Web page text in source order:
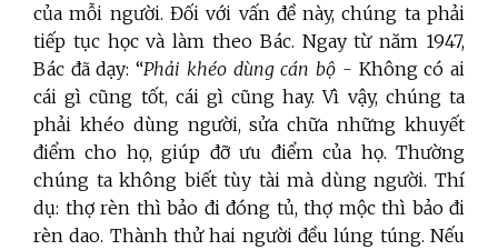
của mỗi người. Đối với vấn đề này, chúng ta phải
tiếp tục học và làm theo Bác. Ngay từ năm 1947,
Bác đã dạy: “Phải khéo dùng cán bộ - Không có ai
cái gì cũng tốt, cái gì cũng hay. Vì vậy, chúng ta
phải khéo dùng người, sửa chữa những khuyết
điểm cho họ, giúp đỡ ưu điểm của họ. Thường
chúng ta không biết tùy tài mà dùng người. Thí
dụ: thợ rèn thì bảo đi đóng tủ, thợ mộc thì bảo đi
rèn dao. Thành thử hai người đều lúng túng. Nếu